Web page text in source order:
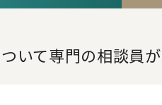
いて専門の相談員が